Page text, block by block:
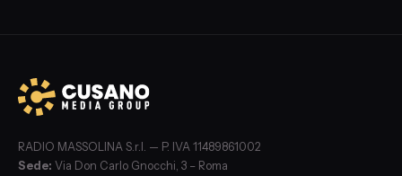
RADIO MASSOLINA S.r.l. — P. IVA 11489861002
Sede: Via Don Carlo Gnocchi, 3 – Roma